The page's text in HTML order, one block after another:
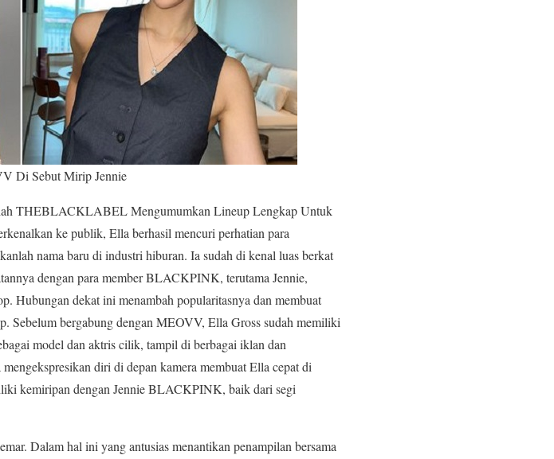
Di Sebut Mirip Jennie
THEBLACKLABEL Mengumumkan Lineup Lengkap Untuk
ke publik, Ella berhasil mencuri perhatian para
nama baru di industri hiburan. Ia sudah di kenal luas berkat
dengan para member BLACKPINK, terutama Jennie,
Hubungan dekat ini menambah popularitasnya dan membuat
Sebelum bergabung dengan MEOVV, Ella Gross sudah memiliki
model dan aktris cilik, tampil di berbagai iklan dan
diri di depan kamera membuat Ella cepat di
kemiripan dengan Jennie BLACKPINK, baik dari segi
Dalam hal ini yang antusias menantikan penampilan bersama